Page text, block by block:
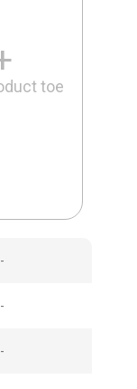
toe
-
-
-